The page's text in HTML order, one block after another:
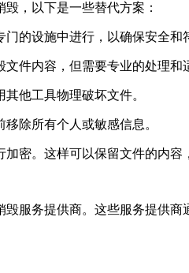
，以下是一些替代方案：
的设施中进行，以确保安全和
件内容，但需要专业的处理和
他工具物理破坏文件。
除所有个人或敏感信息。
密。这样可以保留文件的内容
服务提供商。这些服务提供